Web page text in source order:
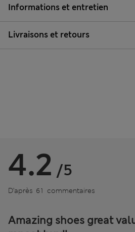
Informations et entretien
Livraisons et retours
4.2 /5
D’après 61 commentaires
Amazing shoes great